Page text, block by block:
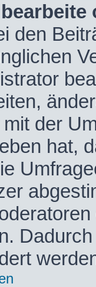
den
mit der
hat,